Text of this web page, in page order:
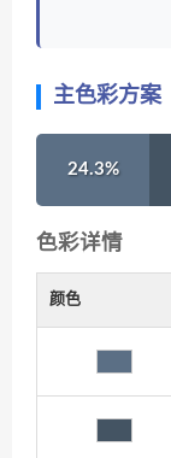
主色彩方案
24.3%
色彩详情
颜色